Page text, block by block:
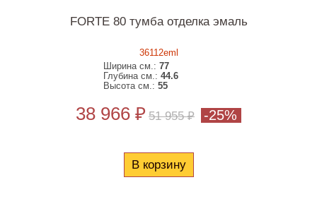
FORTE 80 тумба отделка эмаль
36112eml
Ширина см.:77
Глубина см.:44.6
Высота см.:55
38 966 ₽ 51 955 ₽ -25%
В корзину